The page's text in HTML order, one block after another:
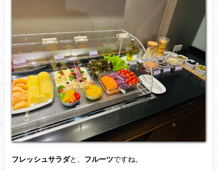
フレッシュサラダと、 フルーツですね。